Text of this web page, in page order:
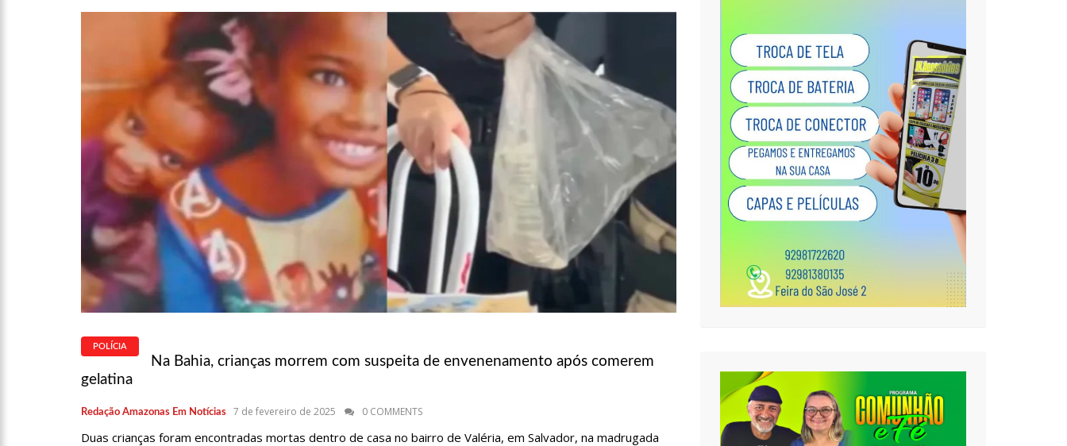
10:07 SSP-AM VISTORIA CONSTRUÇÃO DO CANIL DO CORPO DE BOMBEIROS DO AMAZONAS
22:31 MULHER MATA O PRÓPRIO MARIDO A FACADAS APÓS DESCOBRIR TRAIÇÃO; VEJA VÍDEO
09:06
DAVID ALMEIDA DESCE DE CARRO NA BOULEVARD E REAFIRMA APOIO PARA HISSA ABRAHÃO:
‘MEU DEPUTADO FEDERAL’
13:31 A VITÓRIA DO EMPREENDEDORISMO
09:04
BOMBA! PASTOR É COAGIDO POR SISTEMA POLÍTICO DA IEADAM PARA ADESIVAR SEU
15:00 COM A FAMÍLIA, ISRAEL CARVALHO PARTICIPA DE ATO PRÓ-BRASIL NESTE 07 DE SETEMBRO
POLÍCIA
Na Bahia, crianças morrem com suspeita de envenenamento após comerem
gelatina
Redação Amazonas Em Notícias 7 de fevereiro de 2025 0 COMMENTS
Duas crianças foram encontradas mortas dentro de casa no bairro de Valéria, em Salvador, na madrugada